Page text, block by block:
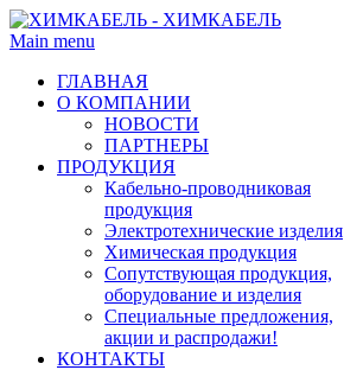
Main menu
ГЛАВНАЯ
О КОМПАНИИ
НОВОСТИ
ПАРТНЕРЫ
ПРОДУКЦИЯ
Кабельно-проводниковая
продукция
Электротехнические изделия
Химическая продукция
Сопутствующая продукция,
оборудование и изделия
Специальные предложения,
акции и распродажи!
КОНТАКТЫ